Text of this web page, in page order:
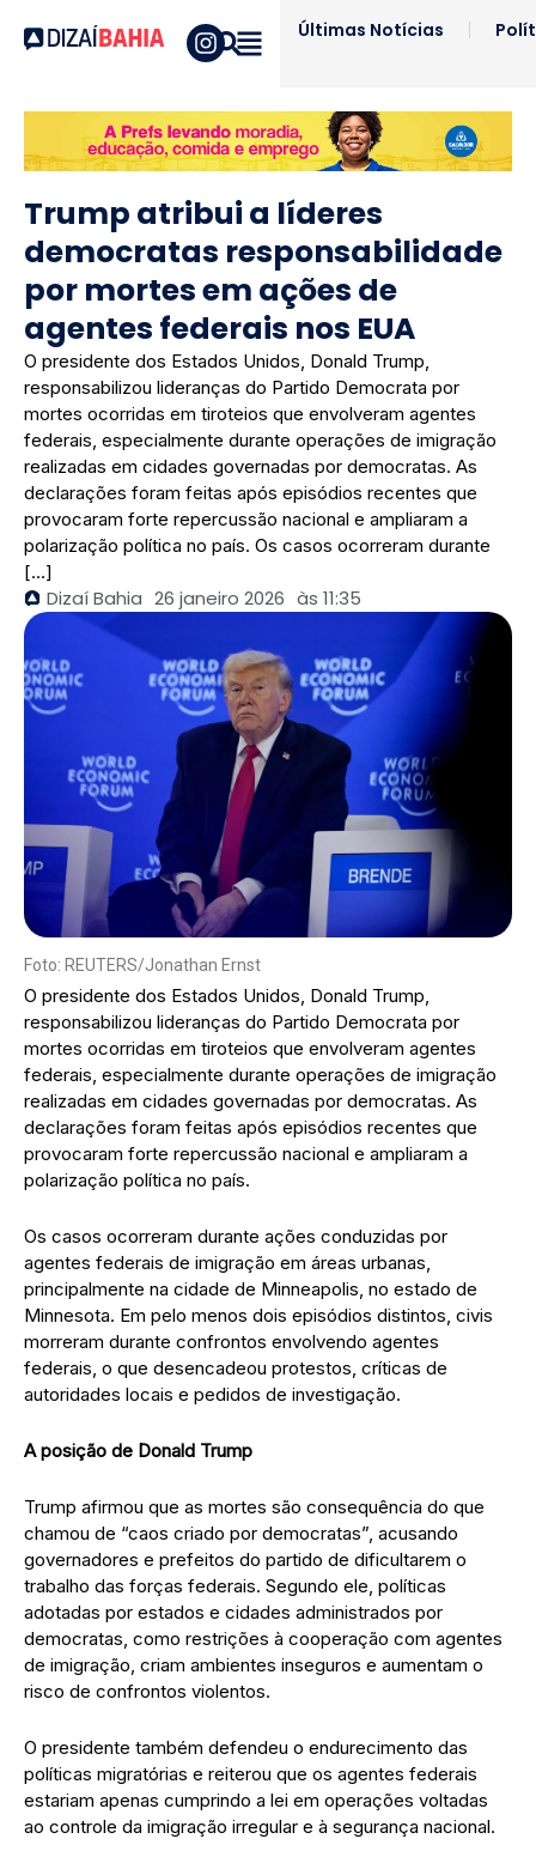
Últimas Notícias
Trump atribui a líderes
democratas responsabilidade
por mortes em ações de
agentes federais nos EUA
O presidente dos Estados Unidos, Donald Trump,
responsabilizou lideranças do Partido Democrata por
mortes ocorridas em tiroteios que envolveram agentes
federais, especialmente durante operações de imigração
realizadas em cidades governadas por democratas. As
declarações foram feitas após episódios recentes que
provocaram forte repercussão nacional e ampliaram a
polarização política no país. Os casos ocorreram durante
[…]
Dizaí Bahia 26 janeiro 2026 às 11:35
Foto: REUTERS/Jonathan Ernst
O presidente dos Estados Unidos, Donald Trump,
responsabilizou lideranças do Partido Democrata por
mortes ocorridas em tiroteios que envolveram agentes
federais, especialmente durante operações de imigração
realizadas em cidades governadas por democratas. As
declarações foram feitas após episódios recentes que
provocaram forte repercussão nacional e ampliaram a
polarização política no país.
Os casos ocorreram durante ações conduzidas por
agentes federais de imigração em áreas urbanas,
principalmente na cidade de Minneapolis, no estado de
Minnesota. Em pelo menos dois episódios distintos, civis
morreram durante confrontos envolvendo agentes
federais, o que desencadeou protestos, críticas de
autoridades locais e pedidos de investigação.
A posição de Donald Trump
Trump afirmou que as mortes são consequência do que
chamou de “caos criado por democratas”, acusando
governadores e prefeitos do partido de dificultarem o
trabalho das forças federais. Segundo ele, políticas
adotadas por estados e cidades administrados por
democratas, como restrições à cooperação com agentes
de imigração, criam ambientes inseguros e aumentam o
risco de confrontos violentos.
O presidente também defendeu o endurecimento das
políticas migratórias e reiterou que os agentes federais
estariam apenas cumprindo a lei em operações voltadas
ao controle da imigração irregular e à segurança nacional.